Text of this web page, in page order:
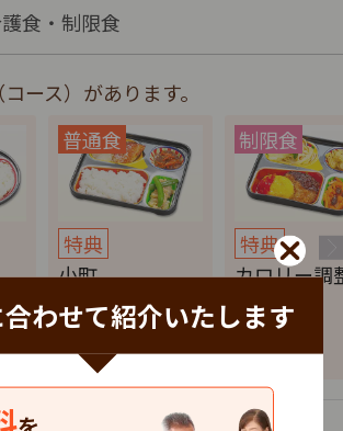
わせて紹介いたします
食・制限食
ース）があります。
込
特典
小町
432円 税込
特典
カロリー調
772円